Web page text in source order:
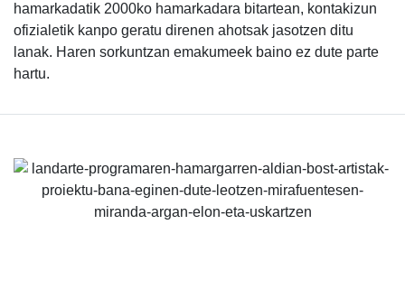
hamarkadatik 2000ko hamarkadara bitartean, kontakizun
ofizialetik kanpo geratu direnen ahotsak jasotzen ditu
lanak. Haren sorkuntzan emakumeek baino ez dute parte
hartu.